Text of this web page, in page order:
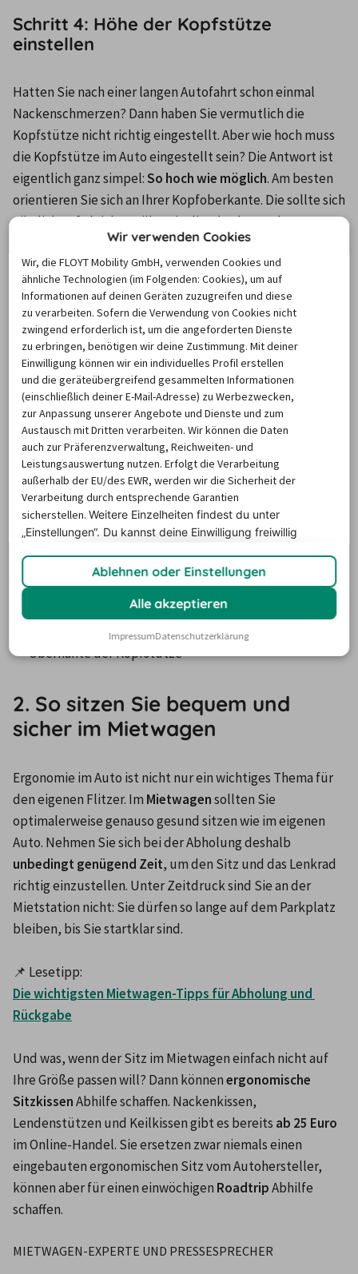
Schritt 4: Höhe der Kopfstütze
einstellen
Hatten Sie nach einer langen Autofahrt schon einmal
Nackenschmerzen? Dann haben Sie vermutlich die
Kopfstütze nicht richtig eingestellt. Aber wie hoch muss
die Kopfstütze im Auto eingestellt sein? Die Antwort ist
eigentlich ganz simpel: So hoch wie möglich. Am besten
orientieren Sie sich an Ihrer Kopfoberkante. Die sollte sich
nämlich auf gleicher Höhe wie die Oberkante der
Kopfstütze befinden.
Die Stütze sollte außerdem möglichst aufrecht
und sich nah an Ihrem Kopf befinden. Eine gute
Faustregel: Mehr als vier Zentimeter Abstand vom
Hinterkopf zur Kopfstütze sollten es nicht sein. So sind
Sie zum Beispiel bei einer Vollbremsung oder Aufprällen
optimal geschützt und vermeiden Verletzungen im
Nackenbereich.
Diese Grafik verdeutlicht noch einmal, wie Sie bequem
und sicher sitzen:
Augen befinden sich auf Höhe der halben
Rückenlehne ist senkrecht und berührt die Schultern
Oberes Ende des Lenkrads befindet sich auf Höhe der
Kopfoberkante befindet sich auf gleicher Höhe wie die
Oberkante der Kopfstütze
2. So sitzen Sie bequem und
sicher im Mietwagen
Ergonomie im Auto ist nicht nur ein wichtiges Thema für
den eigenen Flitzer. Im Mietwagen sollten Sie
optimalerweise genauso gesund sitzen wie im eigenen
unbedingt genügend Zeit, um den Sitz und das Lenkrad
richtig einzustellen. Unter Zeitdruck sind Sie an der
Mietstation nicht: Sie dürfen so lange auf dem Parkplatz
bleiben, bis Sie startklar sind.
📌 Lesetipp:
Die wichtigsten Mietwagen-Tipps für Abholung und
Rückgabe
Und was, wenn der Sitz im Mietwagen einfach nicht auf
Ihre Größe passen will? Dann können ergonomische
Sitzkissen Abhilfe schaffen. Nackenkissen,
Lendenstützen und Keilkissen gibt es bereits
im Online-Handel. Sie ersetzen zwar niemals einen
eingebauten ergonomischen Sitz vom Autohersteller,
können aber für einen einwöchigen Roadtrip Abhilfe
schaffen.
MIETWAGEN-EXPERTE UND PRESSESPRECHER
Wir verwenden Cookies
Wir, die FLOYT Mobility GmbH, verwenden Cookies und
ähnliche Technologien (im Folgenden: Cookies), um auf
Informationen auf deinen Geräten zuzugreifen und diese
zu verarbeiten. Sofern die Verwendung von Cookies nicht
zwingend erforderlich ist, um die angeforderten Dienste
zu erbringen, benötigen wir deine Zustimmung. Mit deiner
Einwilligung können wir ein individuelles Profil erstellen
und die geräteübergreifend gesammelten Informationen
(einschließlich deiner E-Mail-Adresse) zu Werbezwecken,
zur Anpassung unserer Angebote und Dienste und zum
Austausch mit Dritten verarbeiten. Wir können die Daten
auch zur Präferenzverwaltung, Reichweiten- und
Leistungsauswertung nutzen. Erfolgt die Verarbeitung
außerhalb der EU/des EWR, werden wir die Sicherheit der
Verarbeitung durch entsprechende Garantien
sicherstellen.Weitere Einzelheiten findest du unter
„Einstellungen“. Du kannst deine Einwilligung freiwillig
Ablehnen oder Einstellungen
Alle akzeptieren
ImpressumDatenschutzerklärung